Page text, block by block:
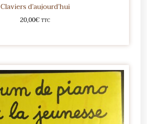
Claviers d’aujourd’hui
20,00€TTC